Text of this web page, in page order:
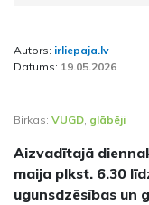
Autors: irliepaja.lv
Datums: 19.05.2026
Birkas: VUGD, glābēji
Aizvadītajā
maija plkst. 6.30
ugunsdzēsības un